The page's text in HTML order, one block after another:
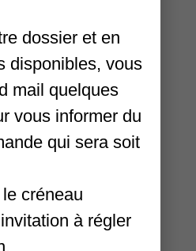
ET EN
dossier et en
disponibles, vous
mail quelques
vous informer du
qui sera soit
créneau
à régler